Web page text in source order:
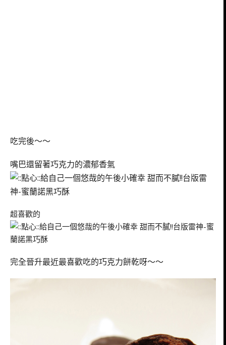
吃完後～～
嘴巴還留著巧克力的濃郁香氣
超喜歡的
完全晉升最近最喜歡吃的巧克力餅乾呀～～